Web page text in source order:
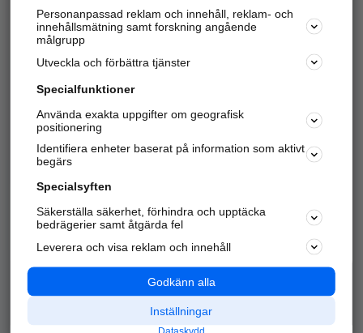
Hitta telefonnummer, adresser, företagsinfo mm.
Marknadsför företaget
Kom igång och annonsera mot
samarbetspartners nära dig.
Alla kategorier
Populära sökningar
API & Kartor
Annonsera
Integritet
Nödnummer
Personanpassad reklam och innehåll, reklam- och
innehållsmätning samt forskning angående
målgrupp
Utveckla och förbättra tjänster
Specialfunktioner
Använda exakta uppgifter om geografisk
positionering
Identifiera enheter baserat på information som aktivt
begärs
Specialsyften
Säkerställa säkerhet, förhindra och upptäcka
bedrägerier samt åtgärda fel
Leverera och visa reklam och innehåll
Godkänn alla
Inställningar
Dataskydd